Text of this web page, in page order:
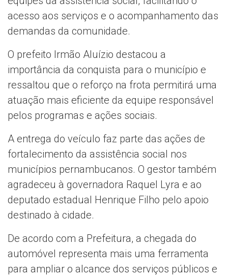
acesso aos serviços e o acompanhamento das
demandas da comunidade.
O prefeito Irmão Aluízio destacou a
importância da conquista para o município e
ressaltou que o reforço na frota permitirá uma
atuação mais eficiente da equipe responsável
pelos programas e ações sociais.
A entrega do veículo faz parte das ações de
fortalecimento da assistência social nos
municípios pernambucanos. O gestor também
agradeceu à governadora Raquel Lyra e ao
deputado estadual Henrique Filho pelo apoio
destinado à cidade.
De acordo com a Prefeitura, a chegada do
automóvel representa mais uma ferramenta
para ampliar o alcance dos serviços públicos e